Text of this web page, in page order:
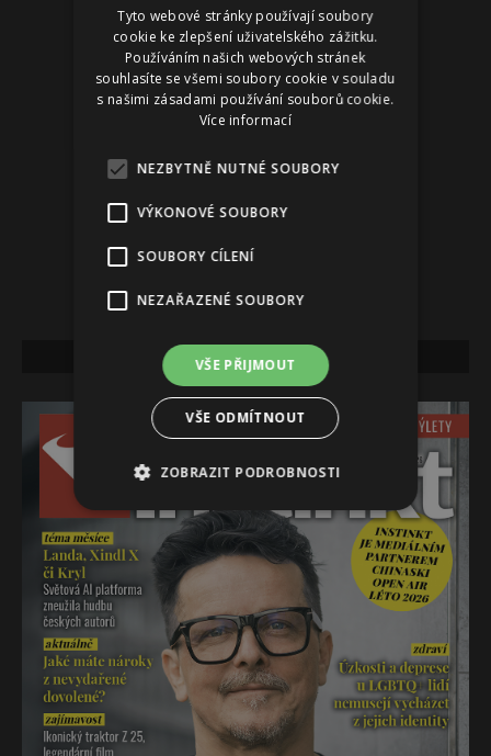
NEJNOVĚJŠÍ VYDÁNÍ
Tyto webové stránky používají soubory
cookie ke zlepšení uživatelského zážitku.
Používáním našich webových stránek
souhlasíte se všemi soubory cookie v souladu
s našimi zásadami používání souborů cookie.
Více informací
NEZBYTNĚ NUTNÉ SOUBORY
VÝKONOVÉ SOUBORY
SOUBORY CÍLENÍ
NEZAŘAZENÉ SOUBORY
VŠE PŘIJMOUT
VŠE ODMÍTNOUT
ZOBRAZIT PODROBNOSTI